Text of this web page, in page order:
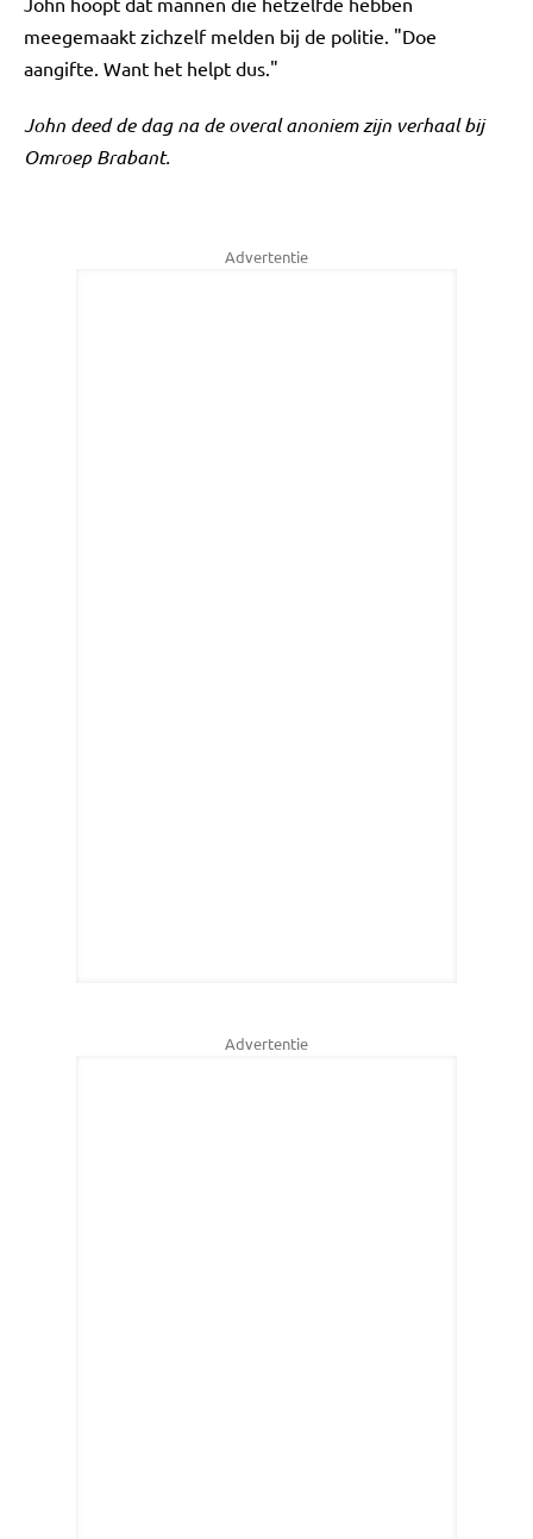
meegemaakt zichzelf melden bij de politie. "Doe
aangifte. Want het helpt dus."
John deed de dag na de overal anoniem zijn verhaal bij
Omroep Brabant.
Advertentie
Advertentie